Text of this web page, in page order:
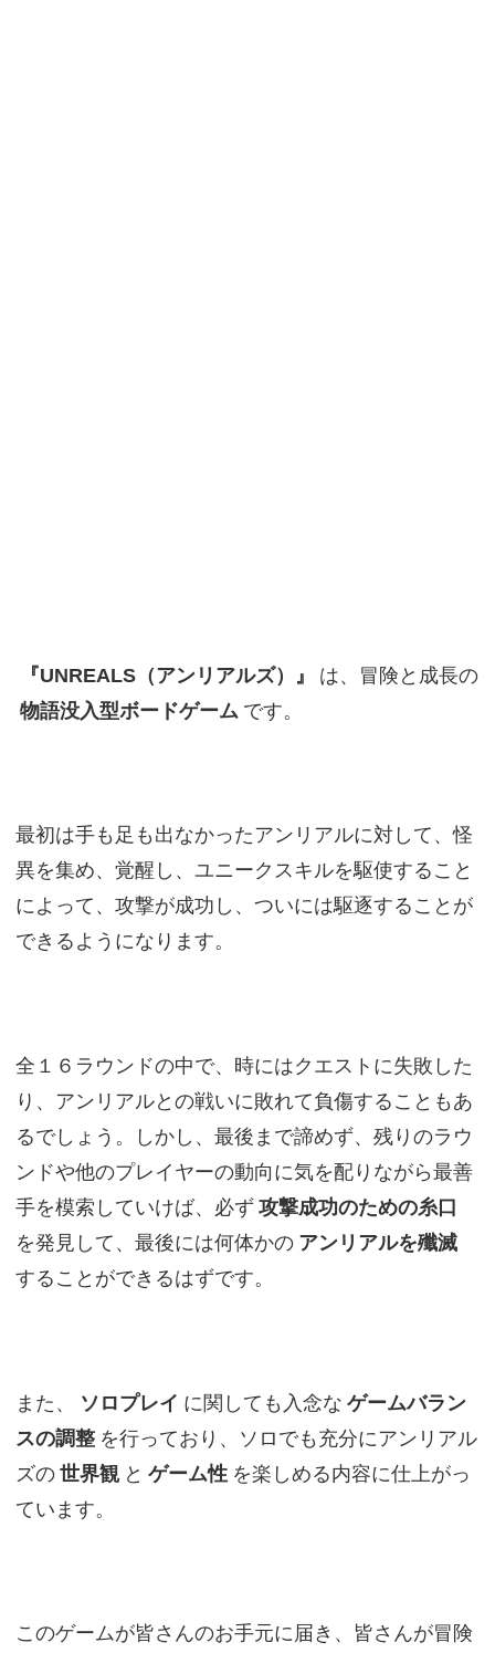
『UNREALS（アンリアルズ）』
は、冒険と成長の
物語没入型ボードゲーム です。
最初は手も足も出なかったアンリアルに対して、怪
異を集め、覚醒し、ユニークスキルを駆使すること
によって、攻撃が成功し、ついには駆逐することが
できるようになります。
全１６ラウンドの中で、時にはクエストに失敗した
り、アンリアルとの戦いに敗れて負傷することもあ
るでしょう。しかし、最後まで諦めず、残りのラウ
ンドや他のプレイヤーの動向に気を配りながら最善
手を模索していけば、必ず 攻撃成功のための糸口
を発見して、最後には何体かの アンリアルを殲滅
することができるはずです。
また、 ソロプレイ に関しても入念な ゲームバラン
スの調整 を行っており、ソロでも充分にアンリアル
ズの 世界観 と ゲーム性 を楽しめる内容に仕上がっ
ています。
このゲームが皆さんのお手元に届き、皆さんが冒険